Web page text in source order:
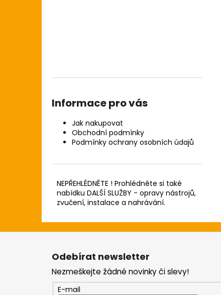
Informace pro vás
Jak nakupovat
Obchodní podmínky
Podmínky ochrany osobních údajů
NEPŘEHLÉDNĚTE ! Prohlédněte si také
nabídku DALŠÍ SLUŽBY - opravy nástrojů,
zvučení, instalace a nahrávání.
Odebírat newsletter
Nezmeškejte žádné novinky či slevy!
E-mail